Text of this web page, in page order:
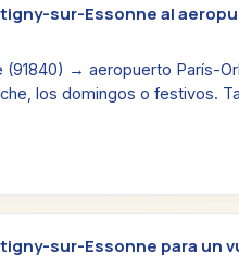
sur-Essonne al
(91840) → aeropuerto París-
los domingos o festivos.
sur-Essonne para un